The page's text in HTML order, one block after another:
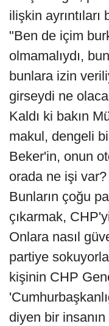
ilişkin
"Ben de içim
olmamalıydı,
bunlara izin
girseydi ne
Kaldı ki bakın
makul, dengeli
Beker'in, onun
orada ne işi
Bunların çoğu
çıkarmak,
Onlara nasıl
partiye
kişinin CHP
diyen bir